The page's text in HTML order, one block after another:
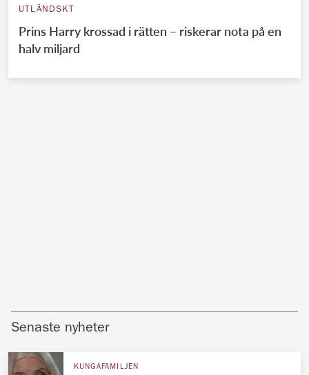
UTLÄNDSKT
Prins Harry krossad i rätten – riskerar nota på en
halv miljard
Senaste nyheter
KUNGAFAMILJEN